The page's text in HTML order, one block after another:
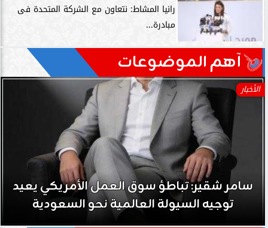
رانيا المشاط: نتعاون مع الشركة المتحدة فى
مبادرة...
آهم الموضوعات
الأخبار
سامر شقير: تباطؤ سوق العمل الأمريكي يعيد
توجيه السيولة العالمية نحو السعودية